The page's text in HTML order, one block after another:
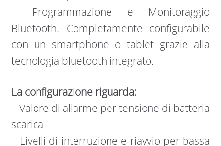
– Programmazione e Monitoraggio
Bluetooth. Completamente configurabile
con un smartphone o tablet grazie alla
tecnologia bluetooth integrato.
La configurazione riguarda:
– Valore di allarme per tensione di batteria
scarica
– Livelli di interruzione e riavvio per bassa